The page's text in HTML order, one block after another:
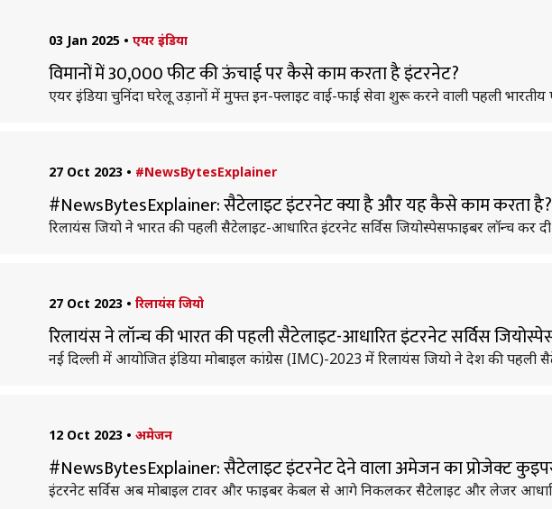
03 Jan 2025 • एयर इंडिया
विमानों में 30,000 फीट की ऊंचाई पर कैसे काम करता है इंटरनेट?
एयर इंडिया चुनिंदा घरेलू उड़ानों में मुफ्त इन-फ्लाइट वाई-फाई सेवा शुरू करने वाली पहली
27 Oct 2023 • #NewsBytesExplainer
#NewsBytesExplainer: सैटेलाइट इंटरनेट क्या है और यह कैसे काम करता है?
रिलायंस जियो ने भारत की पहली सैटेलाइट-आधारित इंटरनेट सर्विस जियोस्पेसफाइबर लॉन्च कर
27 Oct 2023 • रिलायंस जियो
रिलायंस ने लॉन्च की भारत की पहली सैटेलाइट-आधारित इंटरनेट सर्विस
नई दिल्ली में आयोजित इंडिया मोबाइल कांग्रेस (IMC)-2023 में रिलायंस जियो ने देश की पहली
12 Oct 2023 • अमेजन
#NewsBytesExplainer: सैटेलाइट इंटरनेट देने वाला अमेजन का प्रोजेक्ट
इंटरनेट सर्विस अब मोबाइल टावर और फाइबर केबल से आगे निकलकर सैटेलाइट और लेजर